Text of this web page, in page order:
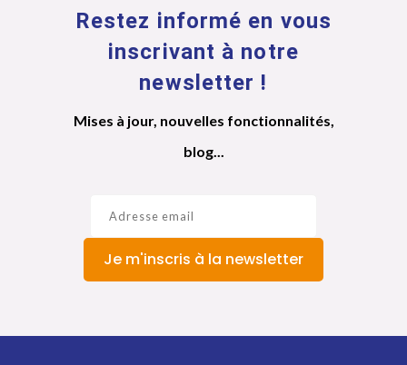
Restez informé en vous
inscrivant à notre
newsletter !
Mises à jour, nouvelles fonctionnalités,
blog...
Je m'inscris à la newsletter